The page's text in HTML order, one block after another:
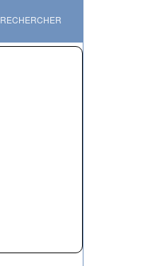
RECHERCHER